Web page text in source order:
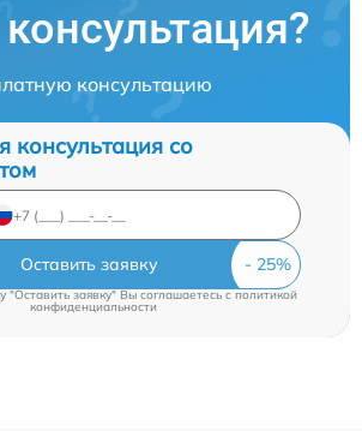
консультацию
консультация со
Оставить заявку
"Оставить заявку" Вы соглашаетесь cполитикой
конфиденциальности